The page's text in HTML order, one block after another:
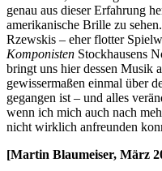
genau aus dieser Erfahrung
amerikanische Brille zu
Rzewskis – eher flotter
Komponisten Stockhausens
bringt uns hier dessen Musik
gewissermaßen einmal über
gegangen ist – und alles
wenn ich mich auch nach
nicht wirklich anfreunden
[Martin Blaumeiser, März